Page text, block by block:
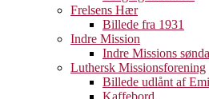
Frelsens Hær
Billede fra 1931
Indre Mission
Indre Missions
Luthersk Missionsforening
Billede udlånt af